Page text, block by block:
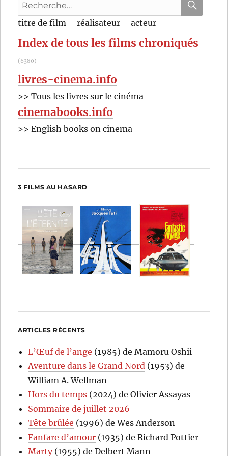
François
pour
:
titre de film – réalisateur – acteur
Index de tous les films chroniqués
(6380)
livres-cinema.info
>> Tous les livres sur le cinéma
cinemabooks.info
>> English books on cinema
3 FILMS AU HASARD
ARTICLES RÉCENTS
L’Œuf de l’ange (1985) de Mamoru Oshii
Aventure dans le Grand Nord (1953) de
William A. Wellman
Hors du temps (2024) de Olivier Assayas
Sommaire de juillet 2026
Tête brûlée (1996) de Wes Anderson
Fanfare d’amour (1935) de Richard Pottier
Marty(1955) de Delbert Mann